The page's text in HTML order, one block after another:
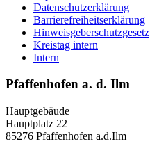
Datenschutzerklärung
Barrierefreiheitserklärung
Hinweisgeberschutzgesetz
Kreistag intern
Intern
Pfaffenhofen a. d. Ilm
Hauptgebäude
Hauptplatz 22
85276 Pfaffenhofen a.d.Ilm